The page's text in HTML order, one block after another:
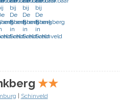
★★
Schinveld